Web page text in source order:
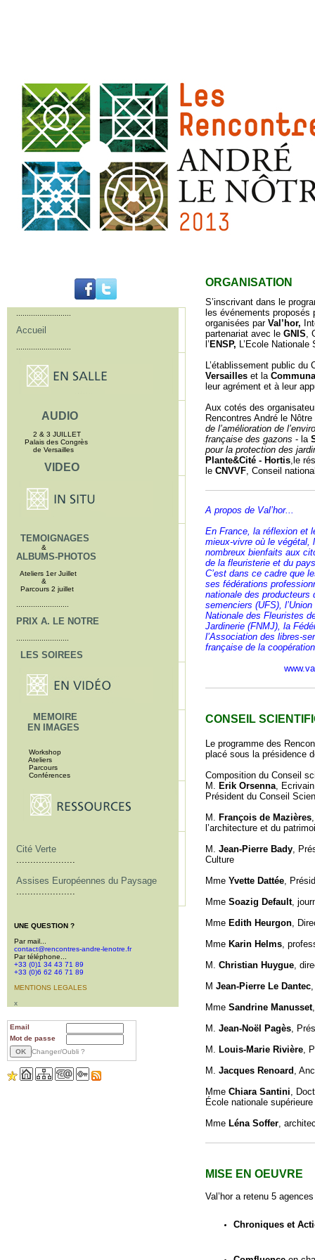
Accueil
AUDIO
2 & 3 JUILLET
Palais des Congrès
de Versailles
VIDEO
TEMOIGNAGES
&
ALBUMS-PHOTOS
Ateliers 1er Juillet
&
Parcours 2 juillet
PRIX A. LE NOTRE
LES SOIREES
MEMOIRE
EN IMAGES
Workshop
Ateliers
Parcours
Conférences
Cité Verte
.....................
Assises Européennes du Paysage
.....................
UNE QUESTION ?
Par mail...
contact@rencontres-andre-lenotre.fr
Par téléphone...
+33 (0)1 34 43 71 89
+33 (0)6 62 46 71 89
MENTIONS LEGALES
x
Email
Mot de passe
Changer/Oubli ?
ORGANISATION
S’inscrivant dans le
les événements
organisées par Val’hor,
partenariat avec le GNIS,
l’ ENSP, L’Ecole
L’établissement public
Versailles et la
leur agrément et à leur
Aux cotés des
Rencontres André le
de l’amélioration de
française des gazons - la
pour la protection des
Plante&Cité - Hortis,le
le CNVVF, Conseil
A propos de Val’hor...
En France, la réflexion et
mieux-vivre où le végétal,
nombreux bienfaits aux
de la fleuristerie et du
C’est dans ce cadre que
ses fédérations
nationale des producteurs
semenciers (UFS),
Nationale des Fleuristes
Jardinerie (FNMJ), la
l’Association des libres-
française de la
CONSEIL
Le programme des
placé sous la présidence
Composition du Conseil
M. Erik Orsenna,
Président du Conseil
M. François de Mazières
l’architecture et du
M. Jean-Pierre Bady,
Culture
Mme Yvette Dattée,
Mme Soazig Default,
Mme Edith Heurgon,
Mme Karin Helms,
M. Christian Huygue,
M Jean-Pierre Le Dantec
Mme Sandrine Manusset
M. Jean-Noël Pagès,
M. Louis-Marie Rivière,
M. Jacques Renoard ,
Mme Chiara Santini,
École nationale
Mme Léna Soffer,
MISE EN OEUVRE
Val’hor a retenu 5
Chroniques et